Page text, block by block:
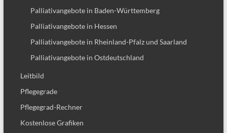
Palliativangebote in Baden-Württemberg
Palliativangebote in Hessen
Palliativangebote in Rheinland-Pfalz und Saarland
Palliativangebote in Ostdeutschland
Leitbild
Pflegegrade
Pflegegrad-Rechner
Kostenlose Grafiken